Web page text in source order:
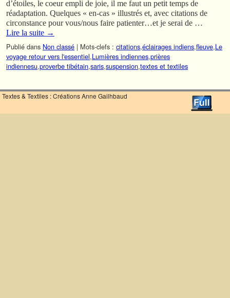
d’étoiles, le coeur empli de joie, il me faut un petit temps de
réadaptation. Quelques « en-cas » illustrés et, avec citations de
circonstance pour vous/nous faire patienter…et je serai de …
Lire la suite →
Publié dans Non classé | Mots-clefs : citations,éclairages indiens,fleuve,Le
voyage retour vers l'essentiel,Lumières indiennes,prières
indiennesu,proverbe tibétain,saris,suspension,textes et textiles
Textes & Textiles : Créations Anne Gailhbaud